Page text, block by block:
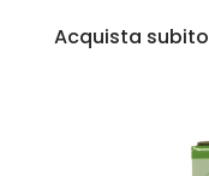
Acquista subito